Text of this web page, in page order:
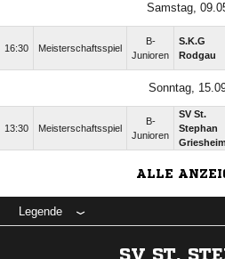
Samstag,
16:30 Meisterschaftsspiel
B-
Junioren
S.K.G
Rodgau
Sonntag,
13:30 Meisterschaftsspiel
B-
Junioren
SV St.
Stephan
Griesheim
ALLE
Legende